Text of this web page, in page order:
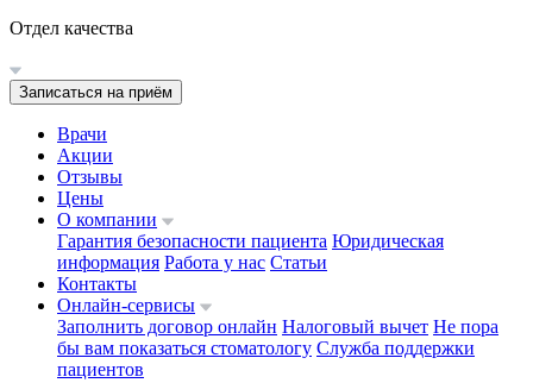
Отдел качества
Записаться на приём
Врачи
Акции
Отзывы
Цены
О компании
Гарантия безопасности пациента Юридическая
информация Работа у нас Статьи
Контакты
Онлайн-сервисы
Заполнить договор онлайн Налоговый вычет Не пора
бы вам показаться стоматологу Служба поддержки
пациентов